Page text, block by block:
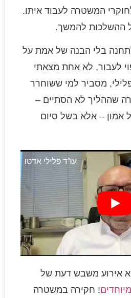
המשטרה לעבוד איתו.
ההשלכות להמשך.
בלי הבנה של אמת על
לעבור, לא אחת מצאתי
מסביר למי ששוחרר
שההליך לא הסתיים –
אמון – אלא בשל סיום
אירוע משבש דעת של
! חקירה במשטרה